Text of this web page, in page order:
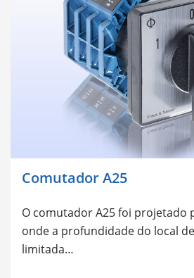
Comutador A25
O comutador A25 foi projetado
onde a profundidade do local
limitada…